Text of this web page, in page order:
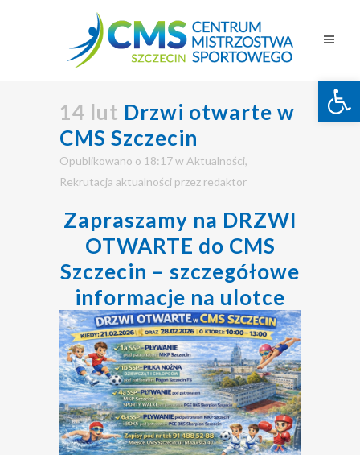
14 lut Drzwi otwarte w
CMS Szczecin
Opublikowano o 18:17w Aktualności,
Rekrutacja aktualności przez redaktor
Zapraszamy na DRZWI
OTWARTE do CMS
Szczecin – szczegółowe
informacje na ulotce